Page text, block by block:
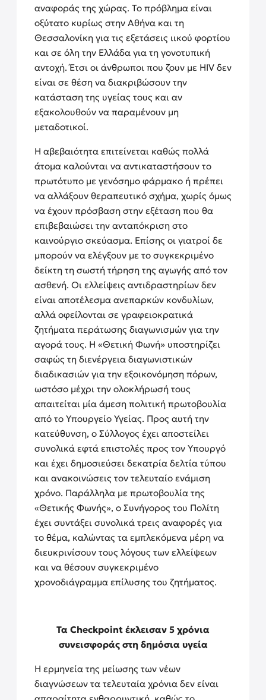
αναφοράς της χώρας. Το πρόβλημα είναι
οξύτατο κυρίως στην Αθήνα και τη
Θεσσαλονίκη για τις εξετάσεις ιικού φορτίου
και σε όλη την Ελλάδα για τη γονοτυπική
αντοχή. Έτσι οι άνθρωποι που ζουν με HIV δεν
είναι σε θέση να διακριβώσουν την
κατάσταση της υγείας τους και αν
εξακολουθούν να παραμένουν μη
μεταδοτικοί.
Η αβεβαιότητα επιτείνεται καθώς πολλά
άτομα καλούνται να αντικαταστήσουν το
πρωτότυπο με γενόσημο φάρμακο ή πρέπει
να αλλάξουν θεραπευτικό σχήμα, χωρίς όμως
να έχουν πρόσβαση στην εξέταση που θα
επιβεβαιώσει την ανταπόκριση στο
καινούργιο σκεύασμα. Επίσης οι γιατροί δε
μπορούν να ελέγξουν με το συγκεκριμένο
δείκτη τη σωστή τήρηση της αγωγής από τον
ασθενή. Οι ελλείψεις αντιδραστηρίων δεν
είναι αποτέλεσμα ανεπαρκών κονδυλίων,
αλλά οφείλονται σε γραφειοκρατικά
ζητήματα περάτωσης διαγωνισμών για την
αγορά τους. Η «Θετική Φωνή» υποστηρίζει
σαφώς τη διενέργεια διαγωνιστικών
διαδικασιών για την εξοικονόμηση πόρων,
ωστόσο μέχρι την ολοκλήρωσή τους
απαιτείται μία άμεση πολιτική πρωτοβουλία
από το Υπουργείο Υγείας. Προς αυτή την
κατεύθυνση, ο Σύλλογος έχει αποστείλει
συνολικά εφτά επιστολές προς τον Υπουργό
και έχει δημοσιεύσει δεκατρία δελτία τύπου
και ανακοινώσεις τον τελευταίο ενάμιση
χρόνο. Παράλληλα με πρωτοβουλία της
«Θετικής Φωνής», ο Συνήγορος του Πολίτη
έχει συντάξει συνολικά τρεις αναφορές για
το θέμα, καλώντας τα εμπλεκόμενα μέρη να
διευκρινίσουν τους λόγους των ελλείψεων
και να θέσουν συγκεκριμένο
χρονοδιάγραμμα επίλυσης του ζητήματος.
Τα Checkpoint έκλεισαν 5 χρόνια
συνεισφοράς στη δημόσια υγεία
Η ερμηνεία της μείωσης των νέων
διαγνώσεων τα τελευταία χρόνια δεν είναι